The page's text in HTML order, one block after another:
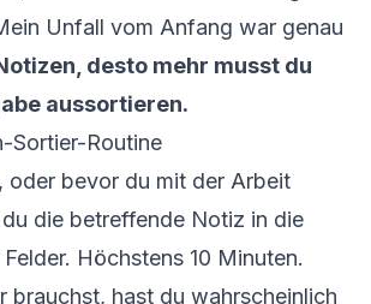
Unfall vom Anfang war genau
desto mehr musst du
aussortieren.
Sortier-Routine
oder bevor du mit der Arbeit
die betreffende Notiz in die
Höchstens 10 Minuten.
brauchst, hast du wahrscheinlich